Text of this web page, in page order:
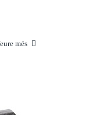
més